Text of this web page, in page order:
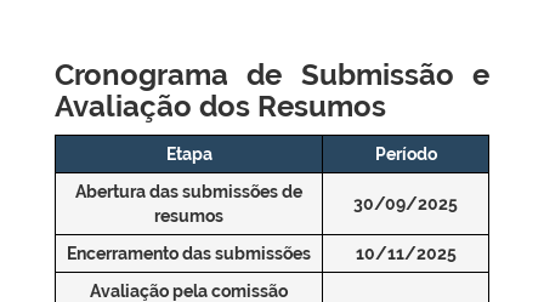
Cronograma de Submissão e
Avaliação dos Resumos
Etapa
Período
Abertura das submissões de
resumos
30/09/2025
Encerramento das submissões
10/11/2025
Avaliação pela comissão